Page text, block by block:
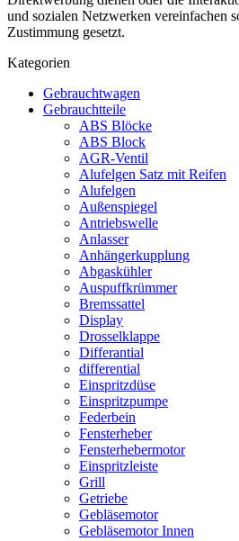
und sozialen Netzwerken vereinfachen
Zustimmung gesetzt.
Kategorien
Gebrauchtwagen
Gebrauchtteile
ABS Blöcke
ABS Block
AGR-Ventil
Alufelgen Satz mit Reifen
Alufelgen
Außenspiegel
Antriebswelle
Anlasser
Anhängerkupplung
Abgaskühler
Auspuffkrümmer
Bremssattel
Display
Drosselklappe
Differantial
differential
Einspritzdüse
Einspritzpumpe
Federbein
Fensterheber
Fensterhebermotor
Einspritzleiste
Grill
Getriebe
Gebläsemotor
Gebläsemotor Innen